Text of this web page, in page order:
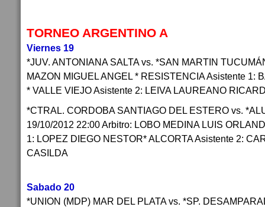
TORNEO ARGENTINO A
Viernes 19
*JUV. ANTONIANA SALTA vs. *SAN MARTIN
MAZON MIGUEL ANGEL * RESISTENCIA Asistente 1:
* VALLE VIEJO Asistente 2: LEIVA LAUREANO
*CTRAL. CORDOBA SANTIAGO DEL ESTERO vs.
19/10/2012 22:00 Arbitro: LOBO MEDINA LUIS
1: LOPEZ DIEGO NESTOR* ALCORTA Asistente 2:
CASILDA
Sabado 20
*UNION (MDP) MAR DEL PLATA vs. *SP.